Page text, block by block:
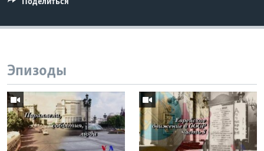
Поделиться
Эпизоды